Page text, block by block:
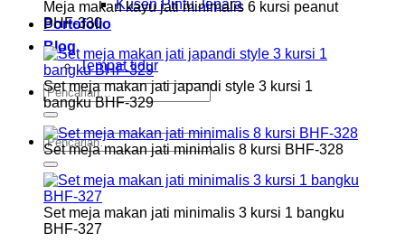
Kusen Pintu Jepara
Portofolio
Blog
Tempat tidur
Pencarian
untuk:
Pencarian
untuk:
Meja makan kayu jati minimalis 6 kursi peanut
BHF-330
Set meja makan jati japandi style 3 kursi 1
bangku BHF-329
Set meja makan jati minimalis 8 kursi BHF-328
Set meja makan jati minimalis 3 kursi 1 bangku
BHF-327